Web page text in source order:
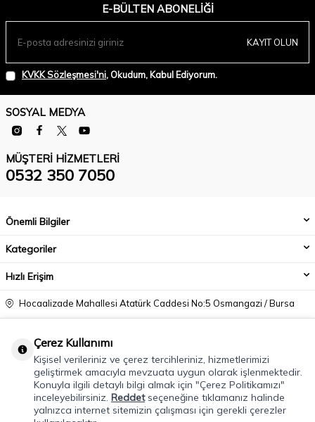
E-BÜLTEN ABONELIĞI
KAYIT OLUN
KVKK Sözleşmesi'ni, Okudum, Kabul Ediyorum.
SOSYAL MEDYA
MÜŞTERI HIZMETLERI
0532 350 7050
Önemli Bilgiler
Kategoriler
Hızlı Erişim
Hocaalizade Mahallesi Atatürk Caddesi No:5 Osmangazi / Bursa
info@modacadiri.com
Çerez Kullanımı
Kişisel verileriniz ve çerez tercihleriniz, hizmetlerimizi
geliştirmek amacıyla mevzuata uygun olarak işlenmektedir.
Konuyla ilgili detaylı bilgi almak için "Çerez Politikamızı"
inceleyebilirsiniz. Reddetseçeneğine tıklamanız halinde
yalnızca internet sitemizin çalışması için gerekli çerezler